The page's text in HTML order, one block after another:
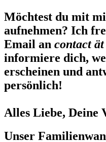
Möchtest du mit
aufnehmen? Ich
Email an contact
informiere dich,
erscheinen und
persönlich!
Alles Liebe, Deine
Unser